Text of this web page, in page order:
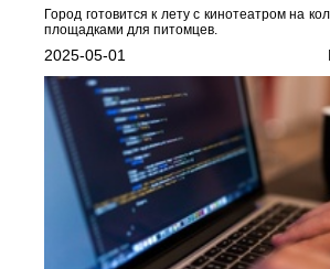
Город готовится к лету с кинотеатром на
площадками для питомцев.
2025-05-01